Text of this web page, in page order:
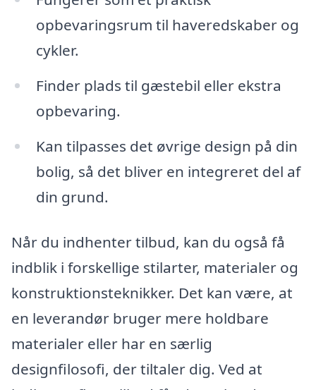
opbevaringsrum til haveredskaber og
cykler.
Finder plads til gæstebil eller ekstra
opbevaring.
Kan tilpasses det øvrige design på din
bolig, så det bliver en integreret del af
din grund.
Når du indhenter tilbud, kan du også få
indblik i forskellige stilarter, materialer og
konstruktionsteknikker. Det kan være, at
en leverandør bruger mere holdbare
materialer eller har en særlig
designfilosofi, der tiltaler dig. Ved at